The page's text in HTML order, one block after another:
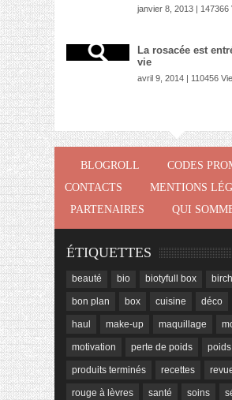
janvier 8, 2013 | 147366
La rosacée est
vie
avril 9, 2014 | 110456
BLOGROLL
CODES
CONTACTS
MENTIONS
PARTENAIRES
QUI
ÉTIQUETTES
beauté bio biotyfull box
bon plan box cuisine déco
haul make-up maquillage
motivation perte de poids poids
produits terminés recettes
rouge à lèvres santé soins